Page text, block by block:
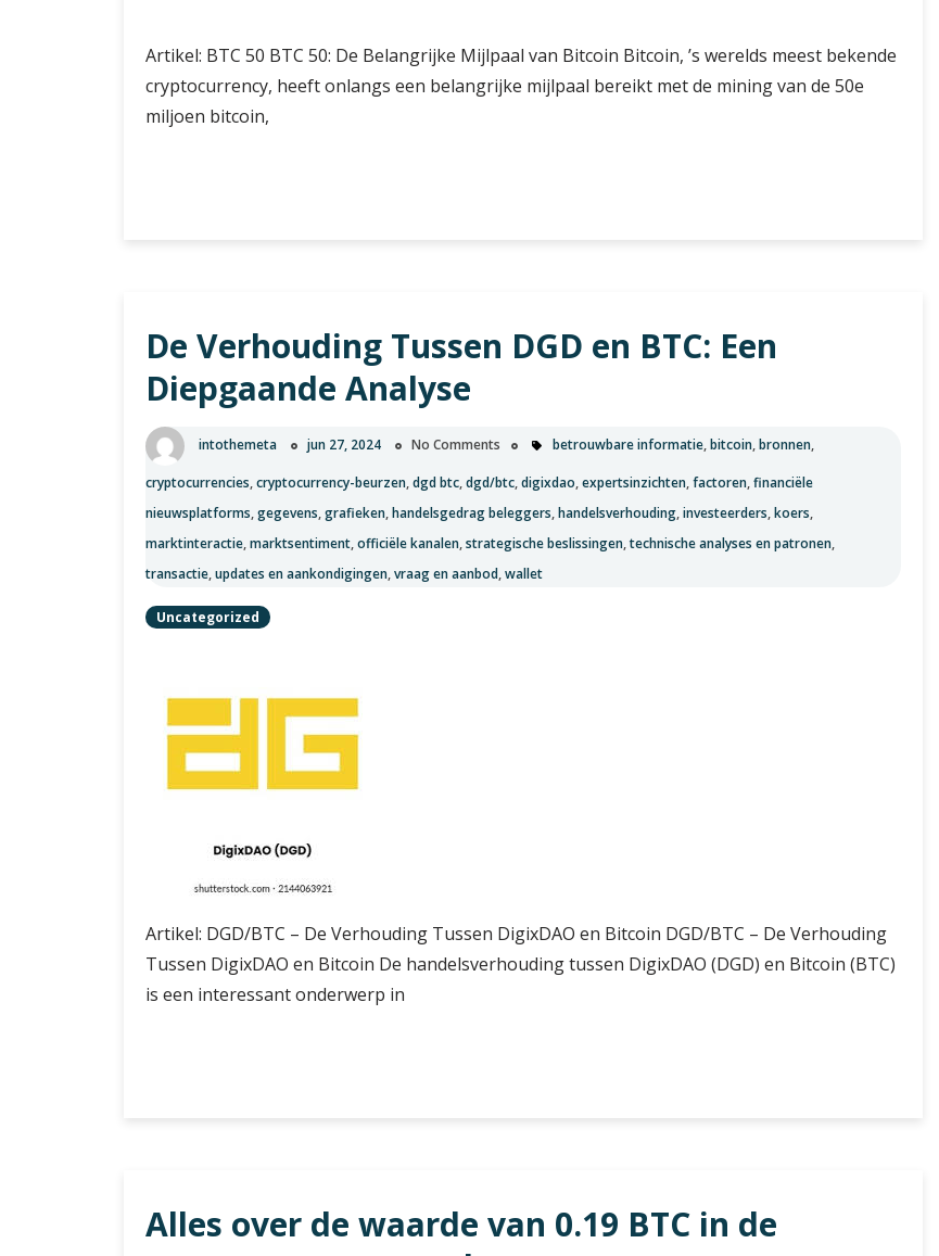
Artikel: BTC 50 BTC 50: De Belangrijke Mijlpaal van Bitcoin Bitcoin, ’s werelds meest bekende
cryptocurrency, heeft onlangs een belangrijke mijlpaal bereikt met de mining van de 50e
miljoen bitcoin,
Bitcoin
Bereikt
Nieuwe
De Verhouding Tussen DGD en BTC: Een
Diepgaande Analyse
intothemeta jun 27, 2024 No Comments betrouwbare informatie,bitcoin,bronnen,
cryptocurrencies,cryptocurrency-beurzen,dgd btc,dgd/btc,digixdao,expertsinzichten,factoren,financiële
nieuwsplatforms,gegevens,grafieken,handelsgedrag beleggers,handelsverhouding,investeerders,koers,
marktinteractie,marktsentiment,officiële kanalen,strategische beslissingen,technische analyses en patronen,
transactie,updates en aankondigingen,vraag en aanbod,wallet
Uncategorized
Artikel: DGD/BTC – De Verhouding Tussen DigixDAO en Bitcoin DGD/BTC – De Verhouding
Tussen DigixDAO en Bitcoin De handelsverhouding tussen DigixDAO (DGD) en Bitcoin (BTC)
is een interessant onderwerp in
Een
Diepgaande
Alles over de waarde van 0.19 BTC in de